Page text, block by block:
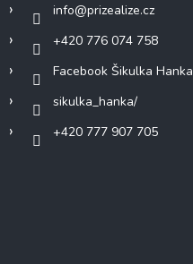
info@prizealize.cz
+420 776 074 758
Facebook Šikulka Hanka
sikulka_hanka/
+420 777 907 705